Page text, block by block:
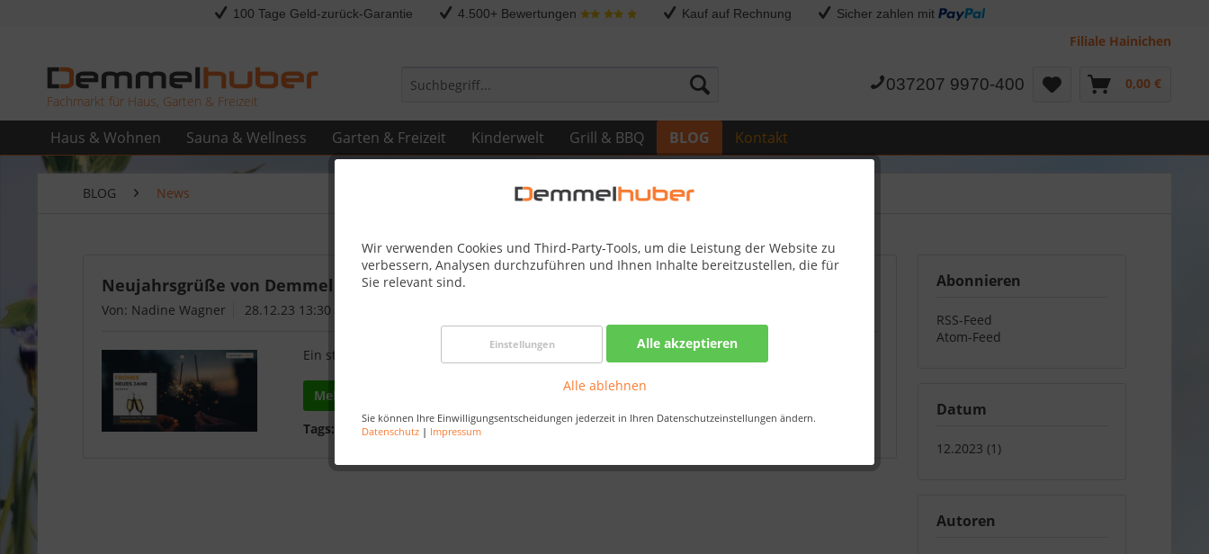
100 Tage Geld-zurück-Garantie 4.500+ Bewertungen Kauf auf Rechnung Sicher zahlen mit
Filiale Hainichen
Fachmarkt für Haus, Garten & Freizeit
037207 9970-400 0,00 €
Haus & Wohnen Sauna & Wellness Garten & Freizeit Kinderwelt Grill & BBQ BLOG Kontakt
Wir verwenden Cookies und Third-Party-Tools, um die Leistung der Website zu
verbessern, Analysen durchzuführen und Ihnen Inhalte bereitzustellen, die für
Sie relevant sind.
Einstellungen Alle akzeptieren
Alle ablehnen
Sie können Ihre Einwilligungsentscheidungen jederzeit in Ihren Datenschutzeinstellungen ändern.
Datenschutz | Impressum
BLOG News
Abonnieren
RSS-Feed
Atom-Feed
Datum
12.2023 (1)
Autoren
Neujahrsgrüße von Demmelhuber: Ein gesundes und glückliches 2024!
Von: Nadine Wagner 28.12.23 13:30
Ein strahlender Start ins Neue Jahr mit herzlichen Wünschen!
Mehr lesen
Tags:
Neujahrswünsche,Guten Rutsch 2024 ,